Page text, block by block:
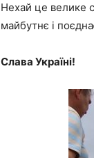
Нехай це велике
майбутнє і
Слава Україні!